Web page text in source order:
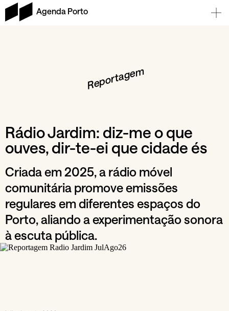
Agenda Porto
Reportagem
Rádio Jardim: diz-me o que
ouves, dir-te-ei que cidade és
Criada em 2025, a rádio móvel
comunitária promove emissões
regulares em diferentes espaços do
Porto, aliando a experimentação sonora
à escuta pública.